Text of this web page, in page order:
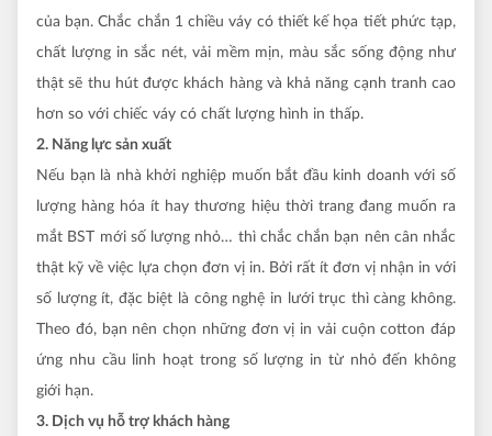
của bạn. Chắc chắn 1 chiều váy có thiết kế họa tiết phức tạp,
chất lượng in sắc nét, vải mềm mịn, màu sắc sống động như
thật sẽ thu hút được khách hàng và khả năng cạnh tranh cao
hơn so với chiếc váy có chất lượng hình in thấp.
2. Năng lực sản xuất
Nếu bạn là nhà khởi nghiệp muốn bắt đầu kinh doanh với số
lượng hàng hóa ít hay thương hiệu thời trang đang muốn ra
mắt BST mới số lượng nhỏ… thì chắc chắn bạn nên cân nhắc
thật kỹ về việc lựa chọn đơn vị in. Bởi rất ít đơn vị nhận in với
số lượng ít, đặc biệt là công nghệ in lưới trục thì càng không.
Theo đó, bạn nên chọn những đơn vị in vải cuộn cotton đáp
ứng nhu cầu linh hoạt trong số lượng in từ nhỏ đến không
giới hạn.
3. Dịch vụ hỗ trợ khách hàng